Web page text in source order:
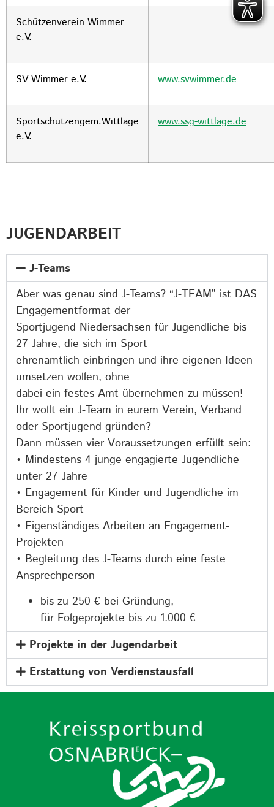
Schützenverein Wimmer
e.V.
SV Wimmer e.V. www.svwimmer.de
Sportschützengem.Wittlage
e.V.
www.ssg-wittlage.de
JUGENDARBEIT
J-Teams
Aber was genau sind J-Teams? “J-TEAM” ist DAS
Engagementformat der
Sportjugend Niedersachsen für Jugendliche bis
27 Jahre, die sich im Sport
ehrenamtlich einbringen und ihre eigenen Ideen
umsetzen wollen, ohne
dabei ein festes Amt übernehmen zu müssen!
Ihr wollt ein J-Team in eurem Verein, Verband
oder Sportjugend gründen?
Dann müssen vier Voraussetzungen erfüllt sein:
• Mindestens 4 junge engagierte Jugendliche
unter 27 Jahre
• Engagement für Kinder und Jugendliche im
Bereich Sport
• Eigenständiges Arbeiten an Engagement-
Projekten
• Begleitung des J-Teams durch eine feste
Ansprechperson
bis zu 250 € bei Gründung,
für Folgeprojekte bis zu 1.000 €
Projekte in der Jugendarbeit
Erstattung von Verdienstausfall